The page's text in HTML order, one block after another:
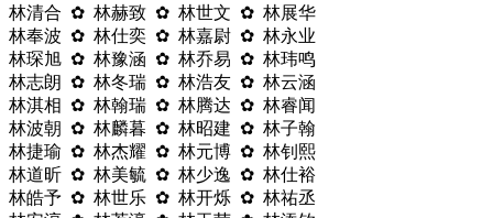
林清合 ✿ 林赫致 ✿ 林世文 ✿ 林展华
林奉波 ✿ 林仕奕 ✿ 林嘉尉 ✿ 林永业
林琛旭 ✿ 林豫涵 ✿ 林乔易 ✿ 林玮鸣
林志朗 ✿ 林冬瑞 ✿ 林浩友 ✿ 林云涵
林淇相 ✿ 林翰瑞 ✿ 林腾达 ✿ 林睿闻
林波朝 ✿ 林麟暮 ✿ 林昭建 ✿ 林子翰
林捷瑜 ✿ 林杰耀 ✿ 林元博 ✿ 林钊熙
林道昕 ✿ 林美毓 ✿ 林少逸 ✿ 林仕裕
林皓予 ✿ 林世乐 ✿ 林开烁 ✿ 林祐丞